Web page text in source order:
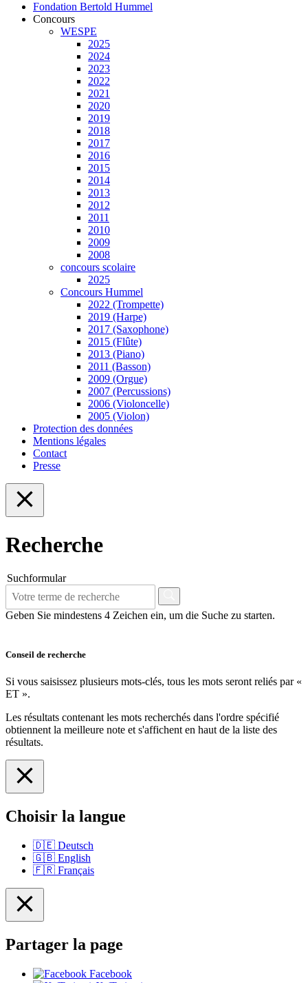
Fondation Bertold Hummel
Concours
WESPE
2025
2024
2023
2022
2021
2020
2019
2018
2017
2016
2015
2014
2013
2012
2011
2010
2009
2008
concours scolaire
2025
Concours Hummel
2022 (Trompette)
2019 (Harpe)
2017 (Saxophone)
2015 (Flûte)
2013 (Piano)
2011 (Basson)
2009 (Orgue)
2007 (Percussions)
2006 (Violoncelle)
2005 (Violon)
Protection des données
Mentions légales
Contact
Presse
Recherche
Suchformular
Geben Sie mindestens 4 Zeichen ein, um die Suche zu starten.
Conseil de recherche
Si vous saisissez plusieurs mots-clés, tous les mots seront reliés par «
ET ».
Les résultats contenant les mots recherchés dans l'ordre spécifié
obtiennent la meilleure note et s'affichent en haut de la liste des
résultats.
Choisir la langue
🇩🇪 Deutsch
🇬🇧 English
🇫🇷 Français
Partager la page
Facebook